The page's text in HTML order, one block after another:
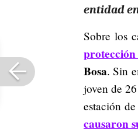
entidad
Sobre los
Bosa. Sin
joven de
estación
causaron